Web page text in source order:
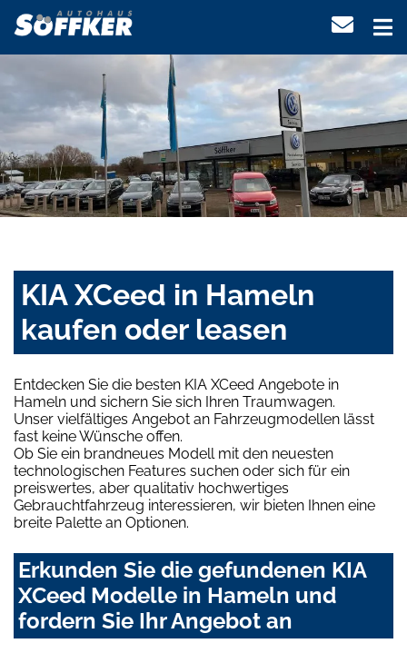
KIA XCeed in Hameln
kaufen oder leasen
Entdecken Sie die besten KIA XCeed Angebote in
Hameln und sichern Sie sich Ihren Traumwagen.
Unser vielfältiges Angebot an Fahrzeugmodellen lässt
fast keine Wünsche offen.
Ob Sie ein brandneues Modell mit den neuesten
technologischen Features suchen oder sich für ein
preiswertes, aber qualitativ hochwertiges
Gebrauchtfahrzeug interessieren, wir bieten Ihnen eine
breite Palette an Optionen.
Erkunden Sie die gefundenen KIA
XCeed Modelle in Hameln und
fordern Sie Ihr Angebot an